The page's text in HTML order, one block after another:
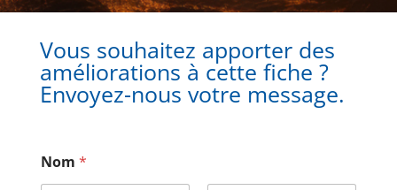
Vous souhaitez apporter des
améliorations à cette fiche ?
Envoyez-nous votre message.
Nom *